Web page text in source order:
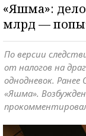
«Яшма»: дело
млрд —
По версии
от налогов на
однодневок.
«Яшма».